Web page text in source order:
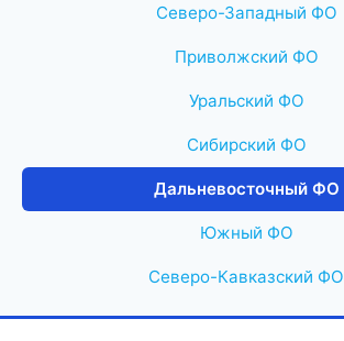
Северо-Западный ФО
Приволжский ФО
Уральский ФО
Сибирский ФО
Дальневосточный ФО
Южный ФО
Северо-Кавказский ФО